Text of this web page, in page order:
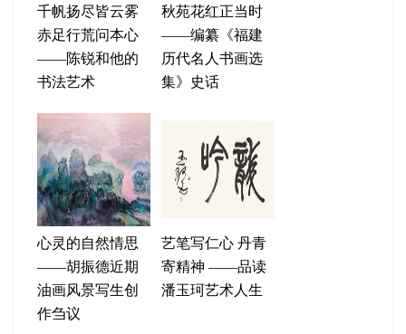
千帆扬尽皆云雾
赤足行荒问本心
——陈锐和他的
书法艺术
秋苑花红正当时
——编纂《福建
历代名人书画选
集》史话
心灵的自然情思
——胡振德近期
油画风景写生创
作刍议
艺笔写仁心 丹青
寄精神 ——品读
潘玉珂艺术人生